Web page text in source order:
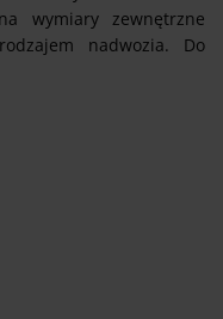
wymiary zewnętrzne
nadwozia. Do